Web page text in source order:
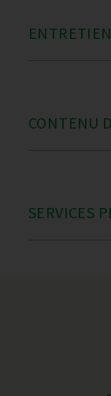
ENTRETIEN
CONTENU
SERVICES